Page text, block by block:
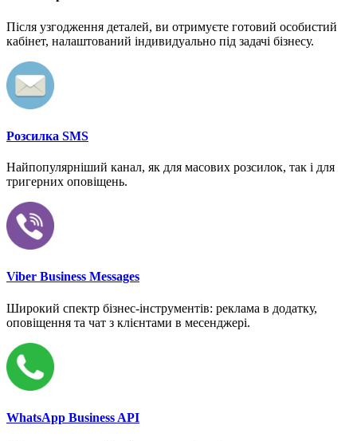
Після узгодження деталей, ви отримуєте готовий особистий
кабінет, налаштований індивидуально під задачі бізнесу.
Розсилка SMS
Найпопулярніший канал, як для масових розсилок, так і для
тригерних оповіщень.
Viber Business Messages
Широкий спектр бізнес-інструментів: реклама в додатку,
оповіщення та чат з клієнтами в месенджері.
WhatsApp Business API